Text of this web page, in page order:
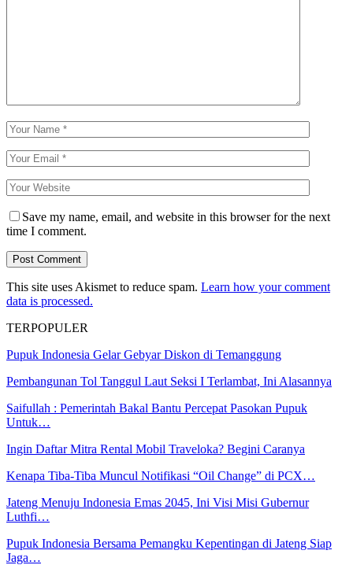
Save my name, email, and website in this browser for the next
time I comment.
This site uses Akismet to reduce spam. Learn how your comment
data is processed.
TERPOPULER
Pupuk Indonesia Gelar Gebyar Diskon di Temanggung
Pembangunan Tol Tanggul Laut Seksi I Terlambat, Ini Alasannya
Saifullah : Pemerintah Bakal Bantu Percepat Pasokan Pupuk
Untuk…
Ingin Daftar Mitra Rental Mobil Traveloka? Begini Caranya
Kenapa Tiba-Tiba Muncul Notifikasi “Oil Change” di PCX…
Jateng Menuju Indonesia Emas 2045, Ini Visi Misi Gubernur
Luthfi…
Pupuk Indonesia Bersama Pemangku Kepentingan di Jateng Siap
Jaga…